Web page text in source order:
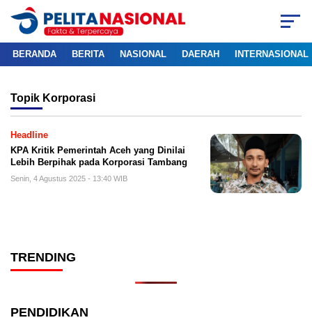
BERANDA BERITA NASIONAL DAERAH INTERNASIONAL
Topik Korporasi
Headline
KPA Kritik Pemerintah Aceh yang Dinilai
Lebih Berpihak pada Korporasi Tambang
Senin, 4 Agustus 2025 - 13:40 WIB
TRENDING
PENDIDIKAN